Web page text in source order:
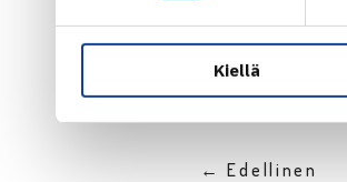
Kiellä
← Edellinen